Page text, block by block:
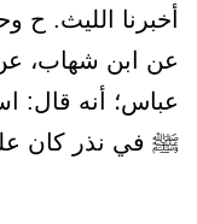
أخبرنا الليث. ح
عن ابن شهاب، عن
عباس؛ أنه قال:
ﷺ في نذر كان